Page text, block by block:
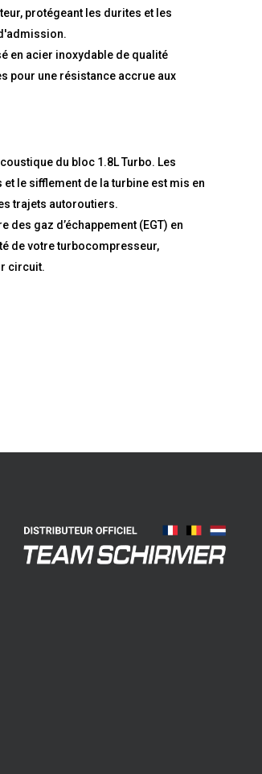
protégeant les durites et les
en acier inoxydable de qualité
pour une résistance accrue aux
du bloc 1.8L Turbo. Les
le sifflement de la turbine est mis en
trajets autoroutiers.
des gaz d’échappement (EGT) en
de votre turbocompresseur,
circuit.